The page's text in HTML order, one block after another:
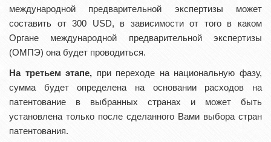
международной предварительной экспертизы может
составить от 300 USD, в зависимости от того в каком
Органе международной предварительной экспертизы
(ОМПЭ) она будет проводиться.
На третьем этапе, при переходе на национальную фазу,
сумма будет определена на основании расходов на
патентование в выбранных странах и может быть
установлена только после сделанного Вами выбора стран
патентования.